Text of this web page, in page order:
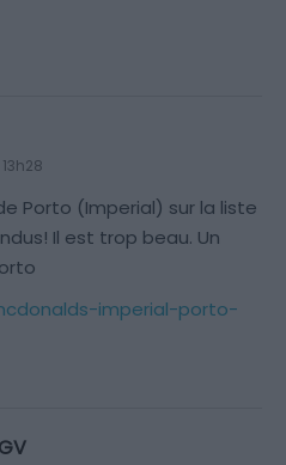
Porto (Imperial) sur la liste
Il est trop beau. Un
imperial-porto-